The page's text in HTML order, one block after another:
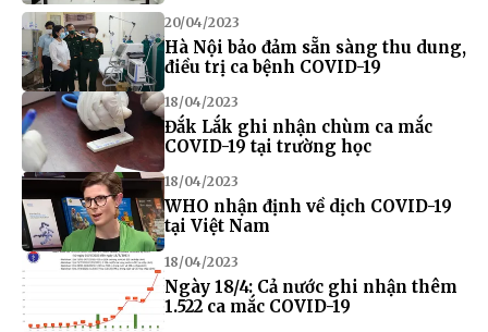
20/04/2023
Hà Nội bảo đảm sẵn sàng thu dung,
điều trị ca bệnh COVID-19
18/04/2023
Đắk Lắk ghi nhận chùm ca mắc
COVID-19 tại trường học
18/04/2023
WHO nhận định về dịch COVID-19
tại Việt Nam
18/04/2023
Ngày 18/4: Cả nước ghi nhận thêm
1.522 ca mắc COVID-19